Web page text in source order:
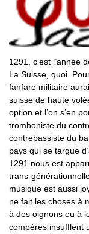
1291, c’est l’année
La Suisse, quoi.
fanfare militaire
suisse de haute
option et l’on s’en
tromboniste du
contrebassiste du
pays qui se targue
1291 nous est
trans-
musique est aussi
ne fait les choses à
à des oignons ou à
compères insufflent